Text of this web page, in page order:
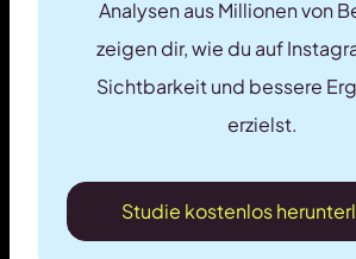
Analysen aus Millionen von
zeigen dir, wie du auf
Sichtbarkeit und bessere
erzielst.
Studie kostenlos